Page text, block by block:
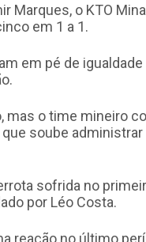
Marques, o KTO
em 1 a 1.
em pé de
mas o time mineiro
soube
sofrida no
por Léo Costa.
reação no último